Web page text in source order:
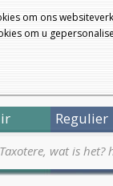
om ons
om u
Regulier
Taxotere, wat is het?